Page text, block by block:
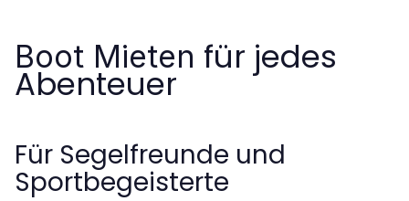
Boot Mieten für jedes
Abenteuer
Für Segelfreunde und
Sportbegeisterte